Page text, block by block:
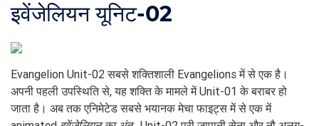
इवेंजेलियन यूनिट-02
Evangelion Unit-02 सबसे शक्तिशाली Evangelions में से एक है।
अपनी पहली उपस्थिति से, यह शक्ति के मामले में Unit-01 के बराबर हो
जाता है। अब तक एनिमेटेड सबसे भयानक मेचा फाइट्स में से एक में